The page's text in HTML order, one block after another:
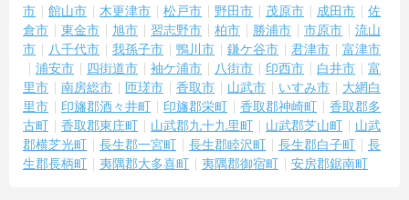
市
館山市 木更津市 松戸市 野田市 茂原市 成田市
佐
倉市
東金市 旭市 習志野市 柏市 勝浦市 市原市
流山
市
八千代市 我孫子市 鴨川市 鎌ケ谷市 君津市
富津市
浦安市
四街道市 袖ケ浦市 八街市 印西市 白井市
富
里市
南房総市 匝瑳市 香取市 山武市 いすみ市
大網白
里市
印旛郡酒々井町 印旛郡栄町 香取郡神崎町
香取郡多
古町
香取郡東庄町 山武郡九十九里町 山武郡芝山町
山武
郡横芝光町
長生郡一宮町 長生郡睦沢町 長生郡白子町
長
生郡長柄町
夷隅郡大多喜町 夷隅郡御宿町 安房郡鋸南町